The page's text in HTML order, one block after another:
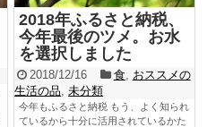
2018年ふるさと納税、
今年最後のツメ。お水
を選択しました
2018/12/16 食, おススメの
生活の品 ,未分類
今年もふるさと納税 もう、よく知られ
ているから十分に活用されているかた